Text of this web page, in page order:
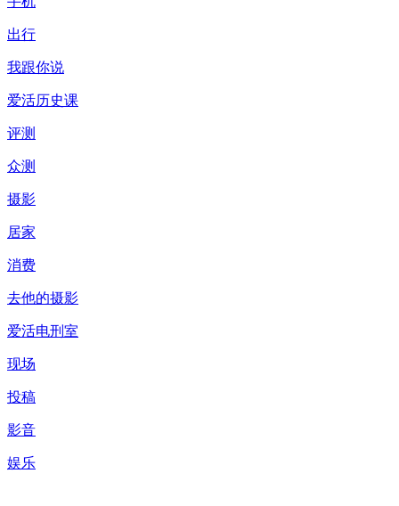
出行
我跟你说
爱活历史课
评测
众测
摄影
居家
消费
去他的摄影
爱活电刑室
现场
投稿
影音
娱乐